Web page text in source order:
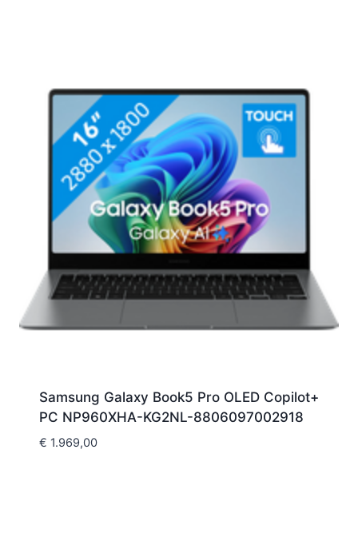
Samsung Galaxy Book5 Pro OLED Copilot+
PC NP960XHA-KG2NL-8806097002918
€ 1.969,00